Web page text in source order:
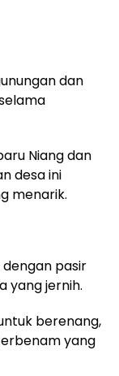
dan
Niang dan
desa ini
menarik.
pasir
yang jernih.
berenang,
yang